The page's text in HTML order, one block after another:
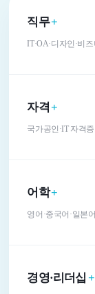
직무+
IT·OA·디자인·비
자격+
국가공인·IT 자격증
어학+
영어·중국어·일본어
경영·리더십 +